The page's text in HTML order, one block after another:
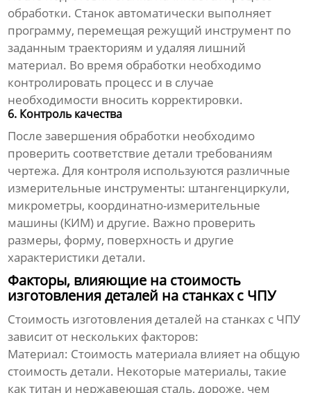
обработки. Станок автоматически выполняет
программу, перемещая режущий инструмент по
заданным траекториям и удаляя лишний
материал. Во время обработки необходимо
контролировать процесс и в случае
необходимости вносить корректировки.
6. Контроль качества
После завершения обработки необходимо
проверить соответствие детали требованиям
чертежа. Для контроля используются различные
измерительные инструменты: штангенциркули,
микрометры, координатно-измерительные
машины (КИМ) и другие. Важно проверить
размеры, форму, поверхность и другие
характеристики детали.
Факторы, влияющие на стоимость
изготовления деталей на станках с ЧПУ
Стоимость изготовления деталей на станках с ЧПУ
зависит от нескольких факторов:
Материал: Стоимость материала влияет на общую
стоимость детали. Некоторые материалы, такие
как титан и нержавеющая сталь, дороже, чем